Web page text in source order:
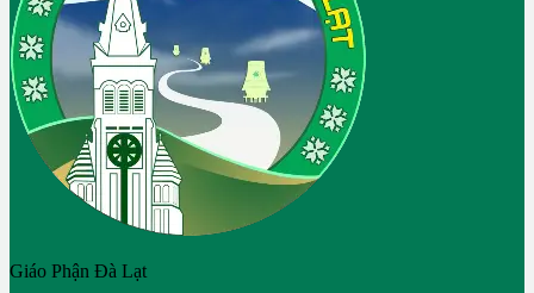
Giáo Phận Đà Lạt